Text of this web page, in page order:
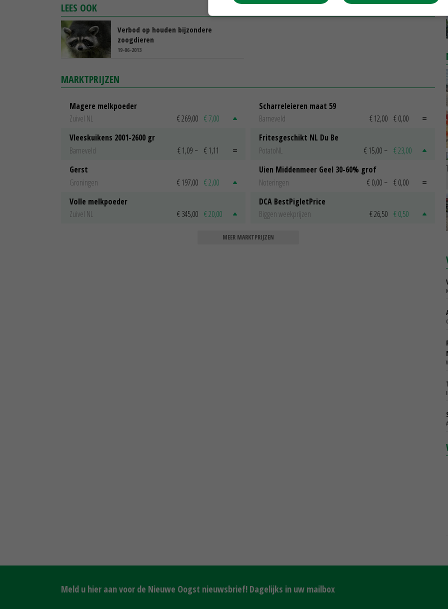
LEES OOK
Verbod op houden bijzondere
zoogdieren
19-06-2013
MARKTPRIJZEN
Magere melkpoeder
Zuivel NL
€ 269,00 € 7,00
Vleeskuikens 2001-2600 gr
Barneveld
€ 1,09 ~ € 1,11
Gerst
Groningen
€ 197,00 € 2,00
Volle melkpoeder
Zuivel NL
€ 345,00 € 20,00
Scharreleieren maat 59
Barneveld
€ 12,00 € 0,00
Fritesgeschikt NL Du Be
PotatoNL
€ 15,00 ~ € 23,00
Uien Middenmeer Geel 30-60% grof
Noteringen
€ 0,00 ~ € 0,00
DCA BestPigletPrice
Biggen weekprijzen
€ 26,50 € 0,50
MEER MARKTPRIJZEN
Meld u hier aan voor de Nieuwe Oogst nieuwsbrief! Dagelijks in uw mailbox